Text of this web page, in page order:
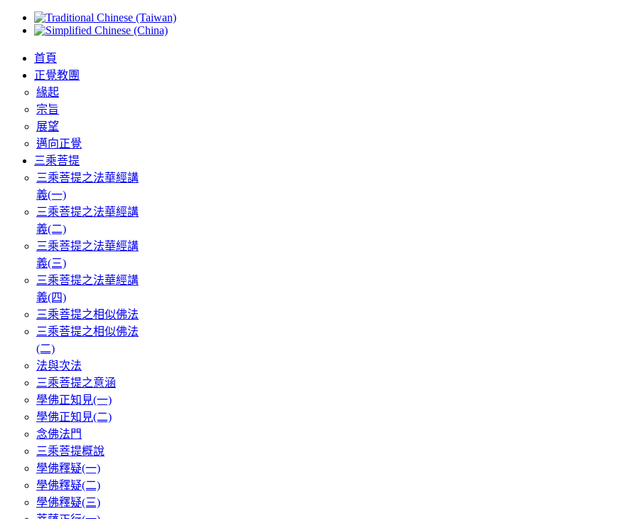
首頁
正覺教團
緣起
宗旨
展望
邁向正覺
三乘菩提
三乘菩提之法華經講
義(一)
三乘菩提之法華經講
義(二)
三乘菩提之法華經講
義(三)
三乘菩提之法華經講
義(四)
三乘菩提之相似佛法
三乘菩提之相似佛法
(二)
法與次法
三乘菩提之意涵
學佛正知見(一)
學佛正知見(二)
念佛法門
三乘菩提概說
學佛釋疑(一)
學佛釋疑(二)
學佛釋疑(三)